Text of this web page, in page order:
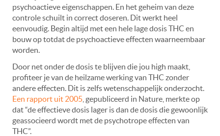
psychoactieve eigenschappen. En het geheim van deze
controle schuilt in correct doseren. Dit werkt heel
eenvoudig. Begin altijd met een hele lage dosis THC en
bouw op totdat de psychoactieve effecten waarneembaar
worden.
Door net onder de dosis te blijven die jou high maakt,
profiteer je van de heilzame werking van THC zonder
andere effecten. Dit is zelfs wetenschappelijk onderzocht.
Een rapport uit 2005 , gepubliceerd in Nature, merkte op
dat “de effectieve dosis lager is dan de dosis die gewoonlijk
geassocieerd wordt met de psychotrope effecten van
THC”.